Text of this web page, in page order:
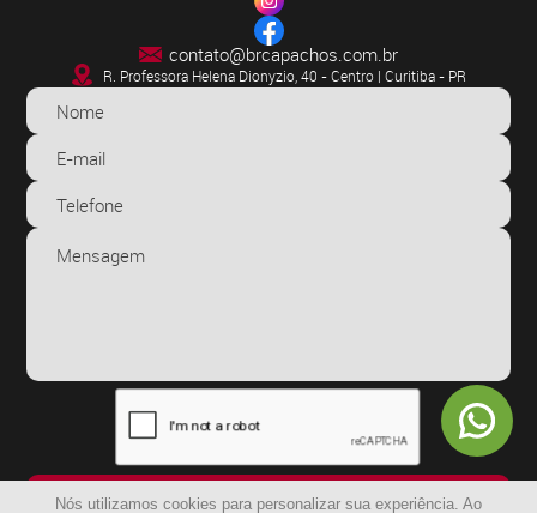
Nós utilizamos cookies para personalizar sua experiência. Ao
contato@brcapachos.com.br
R. Professora Helena Dionyzio, 40 - Centro | Curitiba - PR
ENVIAR